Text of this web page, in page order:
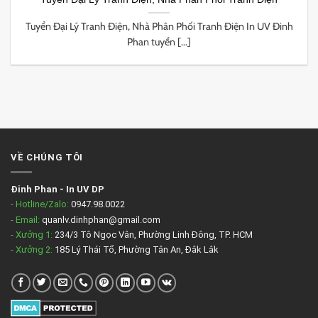
Tuyển Đại Lý Tranh Điện, Nhà Phân Phối Tranh Điện In UV Đinh
Phan tuyển [...]
VỀ CHÚNG TÔI
Đinh Phan - In UV DP
- Hotline/Zalo: 0947.98.0022
- Email: quanlv.dinhphan@gmail.com
- Xưởng 1: 234/3 Tô Ngọc Vân, Phường Linh Đông, TP. HCM
- Xưởng 2: 185 Lý Thái Tổ, Phường Tân An, Đắk Lắk